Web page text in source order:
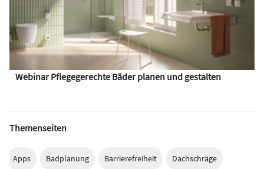
Webinar Pflegegerechte Bäder planen und gestalten
Themenseiten
Apps Badplanung Barrierefreiheit Dachschräge